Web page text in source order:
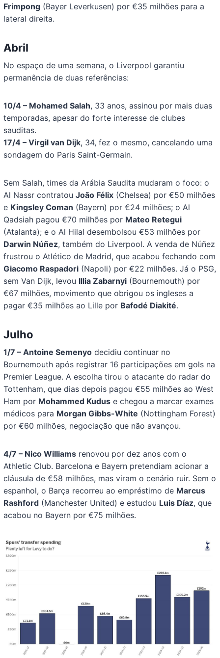
Frimpong (Bayer Leverkusen) por €35 milhões para a
lateral direita.
Abril
No espaço de uma semana, o Liverpool garantiu
permanência de duas referências:
10/4 – Mohamed Salah, 33 anos, assinou por mais duas
temporadas, apesar do forte interesse de clubes
sauditas.
17/4 – Virgil van Dijk, 34, fez o mesmo, cancelando uma
sondagem do Paris Saint-Germain.
Sem Salah, times da Arábia Saudita mudaram o foco: o
Al Nassr contratouJoão Félix (Chelsea) por €50 milhões
e Kingsley Coman (Bayern) por €24 milhões; o Al
Qadsiah pagou €70 milhões por Mateo Retegui
(Atalanta); e o Al Hilal desembolsou €53 milhões por
Darwin Núñez, também do Liverpool. A venda de Núñez
frustrou o Atlético de Madrid, que acabou fechando com
Giacomo Raspadori (Napoli) por €22 milhões. Já o PSG,
sem Van Dijk, levou Illia Zabarnyi (Bournemouth) por
€67 milhões, movimento que obrigou os ingleses a
pagar €35 milhões ao Lille por Bafodé Diakité.
Julho
1/7 – Antoine Semenyo decidiu continuar no
Bournemouth após registrar 16 participações em gols na
Premier League. A escolha tirou o atacante do radar do
Tottenham, que dias depois pagou €55 milhões ao West
Ham por Mohammed Kudus e chegou a marcar exames
médicos para Morgan Gibbs-White (Nottingham Forest)
por €60 milhões, negociação que não avançou.
4/7 – Nico Williams renovou por dez anos com o
Athletic Club. Barcelona e Bayern pretendiam acionar a
cláusula de €58 milhões, mas viram o cenário ruir. Sem o
espanhol, o Barça recorreu ao empréstimo de Marcus
Rashford (Manchester United) e estudou Luis Díaz, que
acabou no Bayern por €75 milhões.